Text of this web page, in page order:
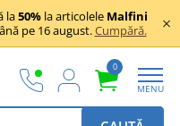
la50% la articolele Malfini
pe 16 august.Cumpără.
0
MENU